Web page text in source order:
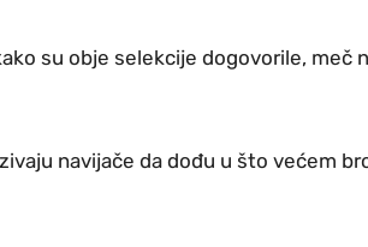
su obje selekcije dogovorile, meč
navijače da dođu u što većem